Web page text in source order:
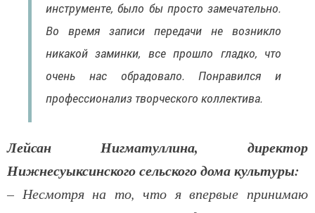
инструменте, было бы просто замечательно.
Во время записи передачи не возникло
никакой заминки, все прошло гладко, что
очень нас обрадовало. Понравился и
профессионализ творческого коллектива.
Лейсан Нигматуллина, директор
Нижнесуыксинского сельского дома культуры:
– Несмотря на то, что я впервые принимаю